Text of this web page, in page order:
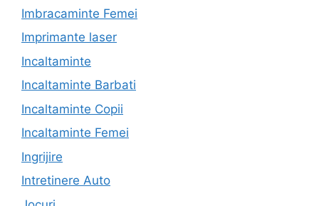
Imbracaminte Femei
Imprimante laser
Incaltaminte
Incaltaminte Barbati
Incaltaminte Copii
Incaltaminte Femei
Ingrijire
Intretinere Auto